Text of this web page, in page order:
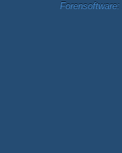
Forensoftware: